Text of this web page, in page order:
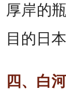
厚岸的
目的日
四、白